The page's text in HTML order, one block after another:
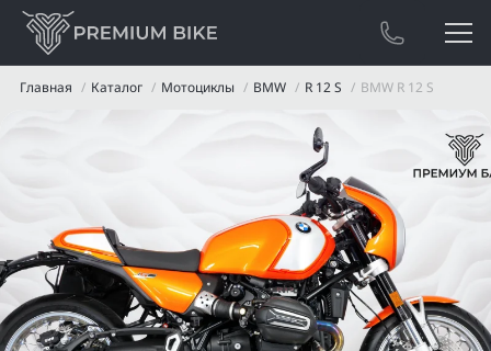
Главная Каталог Мотоциклы BMW R 12 S BMW R 12 S